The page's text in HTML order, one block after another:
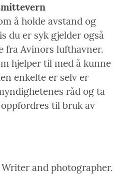
å holde avstand og
du er syk gjelder også
fra Avinors lufthavner.
hjelper til med å kunne
enkelte er selv er
råd og ta
til bruk av
Writer and photographer.